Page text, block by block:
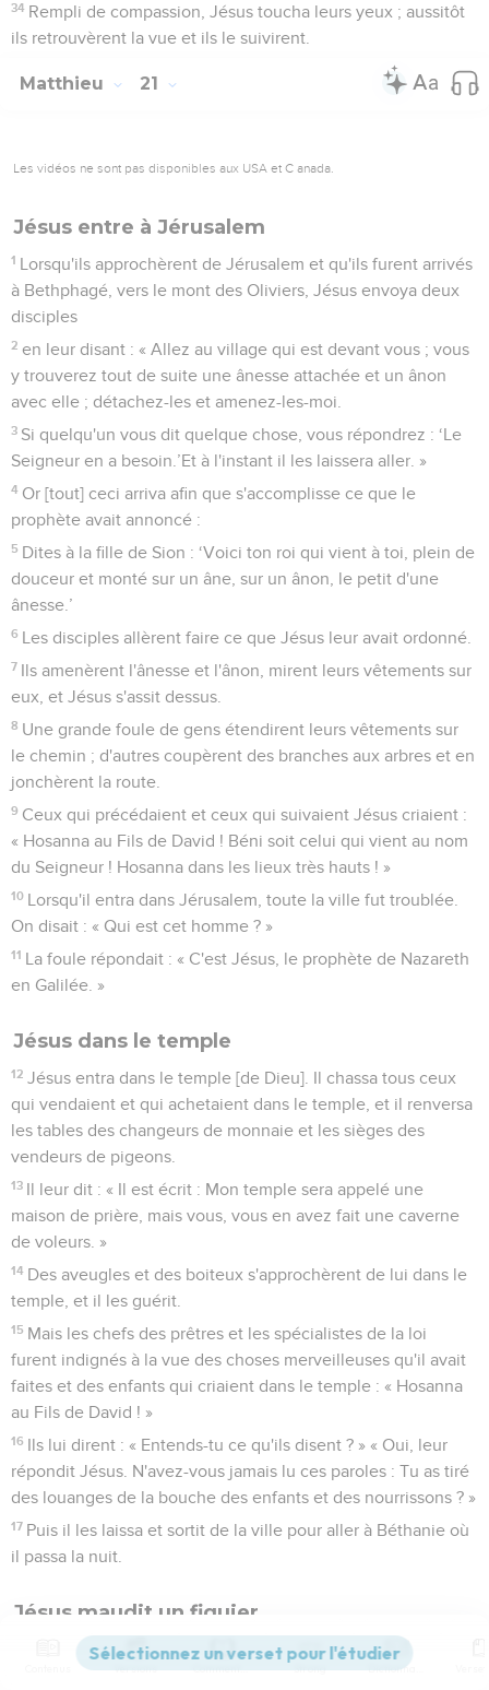
34 Rempli de compassion, Jésus toucha leurs yeux ; aussitôt
ils retrouvèrent la vue et ils le suivirent.
Matthieu 21
Les vidéos ne sont pas disponibles aux USA et C anada.
Jésus entre à Jérusalem
1 Lorsqu'ils approchèrent de Jérusalem et qu'ils furent arrivés
à Bethphagé, vers le mont des Oliviers, Jésus envoya deux
disciples
2 en leur disant : « Allez au village qui est devant vous ; vous
y trouverez tout de suite une ânesse attachée et un ânon
avec elle ; détachez-les et amenez-les-moi.
3 Si quelqu'un vous dit quelque chose, vous répondrez : ‘Le
Seigneur en a besoin.’Et à l'instant il les laissera aller. »
4 Or [tout] ceci arriva afin que s'accomplisse ce que le
prophète avait annoncé :
5 Dites à la fille de Sion : ‘Voici ton roi qui vient à toi, plein de
douceur et monté sur un âne, sur un ânon, le petit d'une
ânesse.’
6 Les disciples allèrent faire ce que Jésus leur avait ordonné.
7 Ils amenèrent l'ânesse et l'ânon, mirent leurs vêtements sur
eux, et Jésus s'assit dessus.
8 Une grande foule de gens étendirent leurs vêtements sur
le chemin ; d'autres coupèrent des branches aux arbres et en
jonchèrent la route.
9 Ceux qui précédaient et ceux qui suivaient Jésus criaient :
« Hosanna au Fils de David ! Béni soit celui qui vient au nom
du Seigneur ! Hosanna dans les lieux très hauts ! »
10 Lorsqu'il entra dans Jérusalem, toute la ville fut troublée.
On disait : « Qui est cet homme ? »
11 La foule répondait : « C'est Jésus, le prophète de Nazareth
en Galilée. »
Jésus dans le temple
12 Jésus entra dans le temple [de Dieu]. Il chassa tous ceux
qui vendaient et qui achetaient dans le temple, et il renversa
les tables des changeurs de monnaie et les sièges des
vendeurs de pigeons.
13 Il leur dit : « Il est écrit : Mon temple sera appelé une
maison de prière, mais vous, vous en avez fait une caverne
de voleurs. »
14 Des aveugles et des boiteux s'approchèrent de lui dans le
temple, et il les guérit.
15 Mais les chefs des prêtres et les spécialistes de la loi
furent indignés à la vue des choses merveilleuses qu'il avait
faites et des enfants qui criaient dans le temple : « Hosanna
au Fils de David ! »
16 Ils lui dirent : « Entends-tu ce qu'ils disent ? » « Oui, leur
répondit Jésus. N'avez-vous jamais lu ces paroles : Tu as tiré
des louanges de la bouche des enfants et des nourrissons ? »
17 Puis il les laissa et sortit de la ville pour aller à Béthanie où
il passa la nuit.
Jésus maudit un figuier
Le lendemain matin, en retournant à la ville, il eut faim.
Versions Commentaires Strong